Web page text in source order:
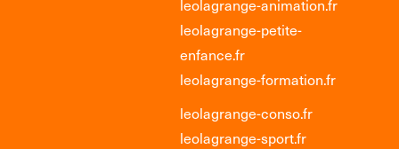
leolagrange-petite-
enfance.fr
leolagrange-formation.fr
leolagrange-conso.fr
leolagrange-sport.fr